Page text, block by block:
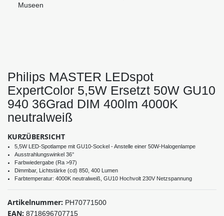
Museen
Philips MASTER LEDspot
ExpertColor 5,5W Ersetzt 50W GU10
940 36Grad DIM 400lm 4000K
neutralweiß
KURZÜBERSICHT
5,5W LED-Spotlampe mit GU10-Sockel - Anstelle einer 50W-Halogenlampe
Ausstrahlungswinkel 36°
Farbwiedergabe (Ra >97)
Dimmbar, Lichtstärke (cd) 850, 400 Lumen
Farbtemperatur: 4000K neutralweiß, GU10 Hochvolt 230V Netzspannung
Artikelnummer: PH70771500
EAN: 8718696707715